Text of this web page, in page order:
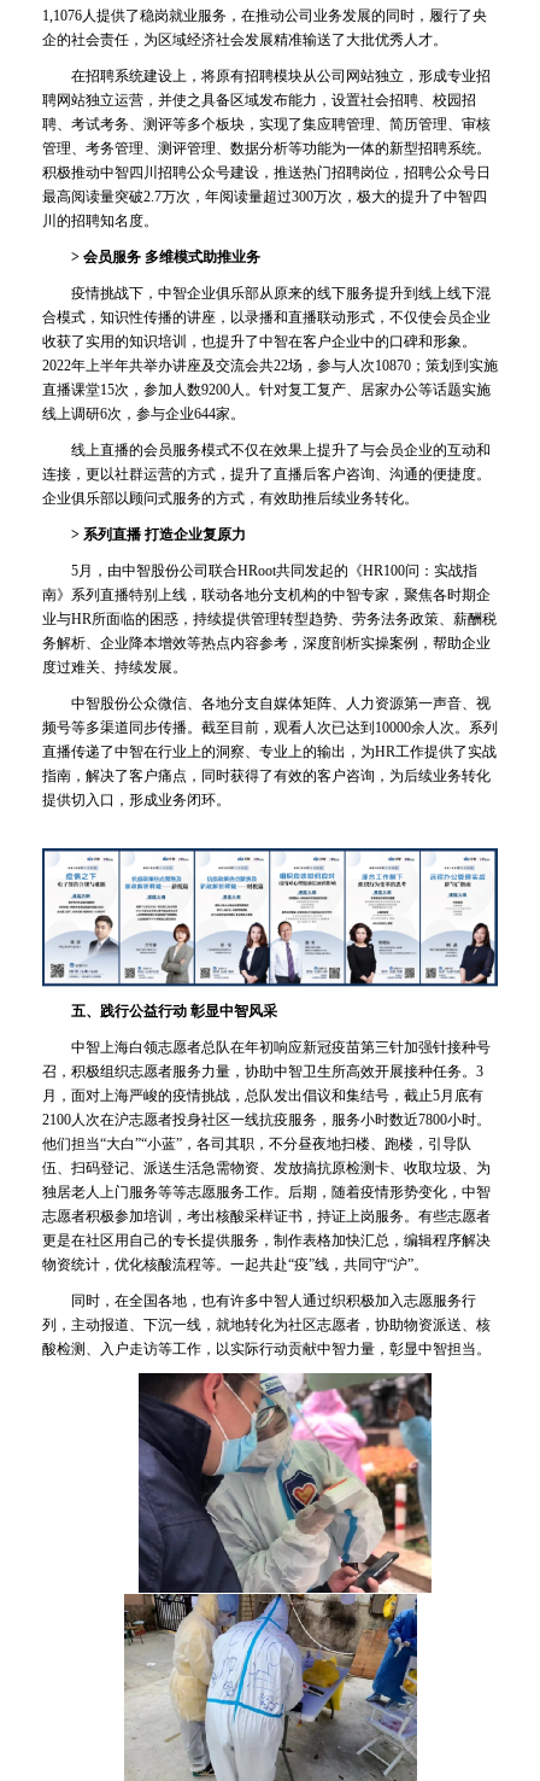
1,1076人提供了稳岗就业服务，在推动公司业务发展的同时，履行了央
企的社会责任，为区域经济社会发展精准输送了大批优秀人才。
在招聘系统建设上，将原有招聘模块从公司网站独立，形成专业招
聘网站独立运营，并使之具备区域发布能力，设置社会招聘、校园招
聘、考试考务、测评等多个板块，实现了集应聘管理、简历管理、审核
管理、考务管理、测评管理、数据分析等功能为一体的新型招聘系统。
积极推动中智四川招聘公众号建设，推送热门招聘岗位，招聘公众号日
最高阅读量突破2.7万次，年阅读量超过300万次，极大的提升了中智四
川的招聘知名度。
> 会员服务 多维模式助推业务
疫情挑战下，中智企业俱乐部从原来的线下服务提升到线上线下混
合模式，知识性传播的讲座，以录播和直播联动形式，不仅使会员企业
收获了实用的知识培训，也提升了中智在客户企业中的口碑和形象。
2022年上半年共举办讲座及交流会共22场，参与人次10870；策划到实施
直播课堂15次，参加人数9200人。针对复工复产、居家办公等话题实施
线上调研6次，参与企业644家。
线上直播的会员服务模式不仅在效果上提升了与会员企业的互动和
连接，更以社群运营的方式，提升了直播后客户咨询、沟通的便捷度。
企业俱乐部以顾问式服务的方式，有效助推后续业务转化。
> 系列直播 打造企业复原力
5月，由中智股份公司联合HRoot共同发起的《HR100问：实战指
南》系列直播特别上线，联动各地分支机构的中智专家，聚焦各时期企
业与HR所面临的困惑，持续提供管理转型趋势、劳务法务政策、薪酬税
务解析、企业降本增效等热点内容参考，深度剖析实操案例，帮助企业
度过难关、持续发展。
中智股份公众微信、各地分支自媒体矩阵、人力资源第一声音、视
频号等多渠道同步传播。截至目前，观看人次已达到10000余人次。系列
直播传递了中智在行业上的洞察、专业上的输出，为HR工作提供了实战
指南，解决了客户痛点，同时获得了有效的客户咨询，为后续业务转化
提供切入口，形成业务闭环。
五、践行公益行动 彰显中智风采
中智上海白领志愿者总队在年初响应新冠疫苗第三针加强针接种号
召，积极组织志愿者服务力量，协助中智卫生所高效开展接种任务。3
月，面对上海严峻的疫情挑战，总队发出倡议和集结号，截止5月底有
2100人次在沪志愿者投身社区一线抗疫服务，服务小时数近7800小时。
他们担当“大白”“小蓝”，各司其职，不分昼夜地扫楼、跑楼，引导队
伍、扫码登记、派送生活急需物资、发放搞抗原检测卡、收取垃圾、为
独居老人上门服务等等志愿服务工作。后期，随着疫情形势变化，中智
志愿者积极参加培训，考出核酸采样证书，持证上岗服务。有些志愿者
更是在社区用自己的专长提供服务，制作表格加快汇总，编辑程序解决
物资统计，优化核酸流程等。一起共赴“疫”线，共同守“沪”。
同时，在全国各地，也有许多中智人通过织积极加入志愿服务行
列，主动报道、下沉一线，就地转化为社区志愿者，协助物资派送、核
酸检测、入户走访等工作，以实际行动贡献中智力量，彰显中智担当。